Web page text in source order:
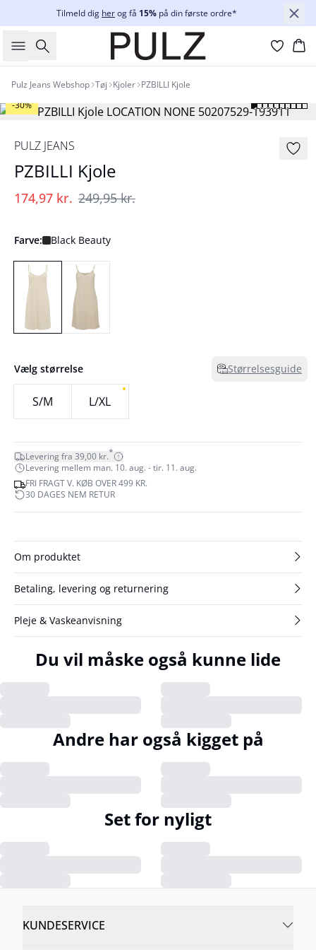
Tilmeld dig herog få 15% på din første ordre*
Søg
Pulz Jeans Webshop Tøj Kjoler PZBILLI Kjole
-30%
PULZ JEANS
PZBILLI Kjole
174,97 kr. 249,95 kr.
Farve: Black Beauty
Vælg størrelse Størrelsesguide
S/M L/XL
Levering fra 39,00 kr.*
Levering mellem man. 10. aug. - tir. 11. aug.
FRI FRAGT V. KØB OVER 499 KR.
30 DAGES NEM RETUR
Om produktet
Betaling, levering og returnering
Pleje & Vaskeanvisning
Du vil måske også kunne lide
Andre har også kigget på
Set for nyligt
KUNDESERVICE